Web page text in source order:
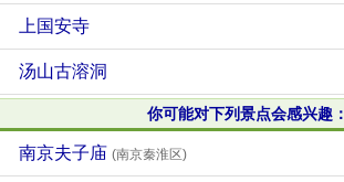
上国安寺
汤山古溶洞
你可能对下列景点会感兴趣：
南京夫子庙 (南京秦淮区)